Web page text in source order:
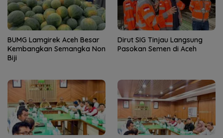
BUMG Lamgirek Aceh Besar
Kembangkan Semangka Non
Biji
Dirut SIG Tinjau Langsung
Pasokan Semen di Aceh